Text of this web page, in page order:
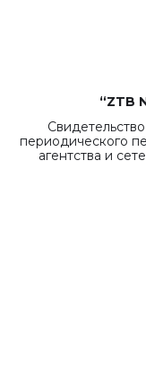
“ZTB
периодического
агентства и